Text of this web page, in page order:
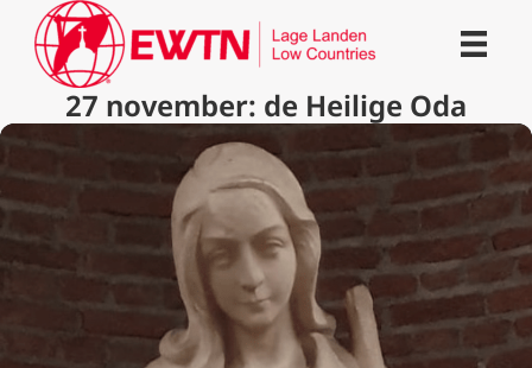
27 november: de Heilige Oda